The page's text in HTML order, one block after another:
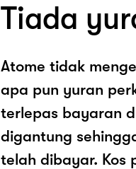
Tiada
Atome tidak
apa pun yuran
terlepas bayaran
digantung
telah dibayar. Kos